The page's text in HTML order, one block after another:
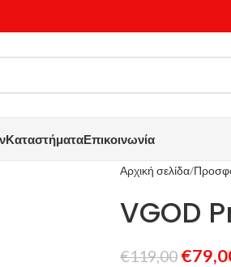
ΚαταστήματαΕπικοινωνία
Αρχική σελίδα
VGOD
€119,00 €